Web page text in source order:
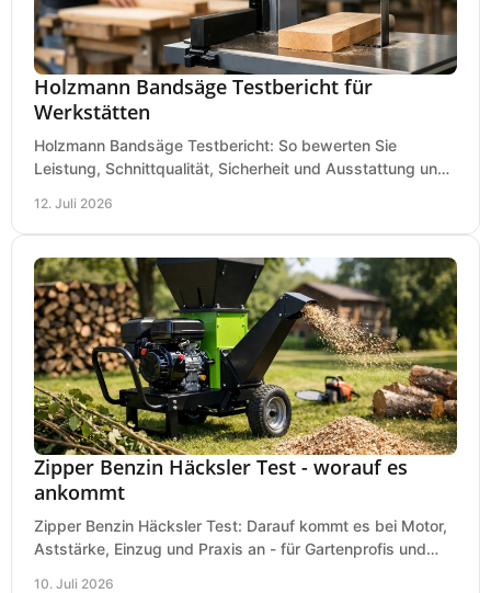
Holzmann Bandsäge Testbericht für
Werkstätten
Holzmann Bandsäge Testbericht: So bewerten Sie
Leistung, Schnittqualität, Sicherheit und Ausstattung und
12. Juli 2026
Zipper Benzin Häcksler Test - worauf es
ankommt
Zipper Benzin Häcksler Test: Darauf kommt es bei Motor,
Aststärke, Einzug und Praxis an - für Gartenprofis und
10. Juli 2026